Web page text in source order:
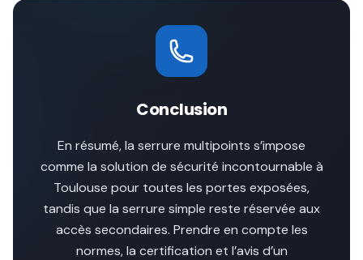
Conclusion
En résumé, la serrure multipoints s’impose
comme la solution de sécurité incontournable à
Toulouse pour toutes les portes exposées,
tandis que la serrure simple reste réservée aux
accès secondaires. Prendre en compte les
normes, la certification et l’avis d’un